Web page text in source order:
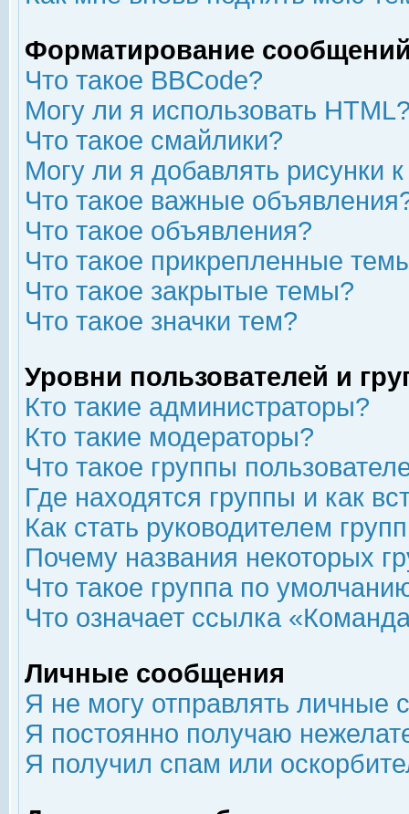
Форматирование
Что такое BBCode?
Могу ли я использовать
Что такое смайлики?
Могу ли я добавлять рисунки
Что такое важные
Что такое объявления?
Что такое прикрепленные
Что такое закрытые темы?
Что такое значки тем?
Уровни пользователей и
Кто такие администраторы?
Кто такие модераторы?
Что такое группы
Где находятся группы и как
Как стать руководителем
Почему названия некоторых
Что такое группа по
Что означает ссылка
Личные сообщения
Я не могу отправлять личные
Я постоянно получаю
Я получил спам или